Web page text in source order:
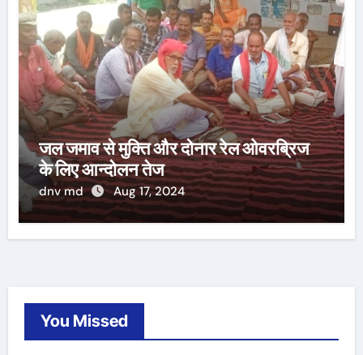
जल जमाव से मुक्ति और दोनार रेल ओवरब्रिज
के लिए आन्दोलन तेज
dnv md Aug 17, 2024
You Missed